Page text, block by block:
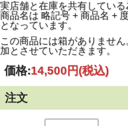
実店舗と在庫を共有している
商品名は 略記号 + 商品名 +
となっています。
この商品には箱がありませ
加とさせていただきます。
価格:14,500円(税込)
注文